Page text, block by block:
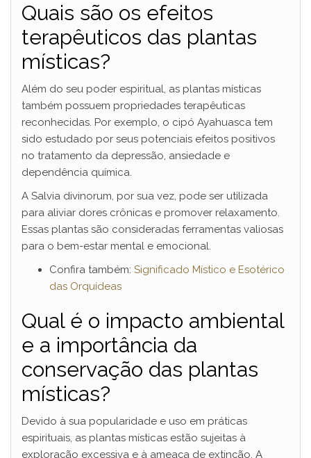
Quais são os efeitos
terapêuticos das plantas
místicas?
Além do seu poder espiritual, as plantas místicas
também possuem propriedades terapêuticas
reconhecidas. Por exemplo, o cipó Ayahuasca tem
sido estudado por seus potenciais efeitos positivos
no tratamento da depressão, ansiedade e
dependência química.
A Salvia divinorum, por sua vez, pode ser utilizada
para aliviar dores crônicas e promover relaxamento.
Essas plantas são consideradas ferramentas valiosas
para o bem-estar mental e emocional.
Confira também: Significado Místico e Esotérico
das Orquídeas
Qual é o impacto ambiental
e a importância da
conservação das plantas
místicas?
Devido à sua popularidade e uso em práticas
espirituais, as plantas místicas estão sujeitas à
exploração excessiva e à ameaça de extinção. A